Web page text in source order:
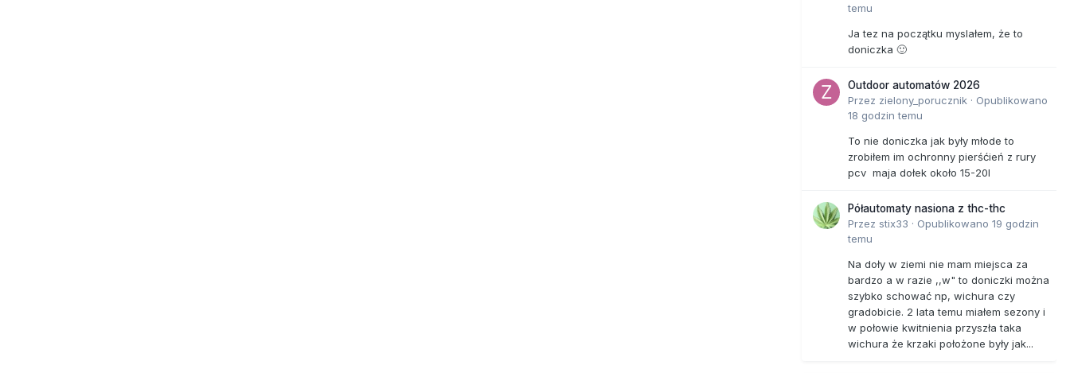
temu
Ja tez na początku myslałem, że to
doniczka 🙂
Outdoor automatów 2026
Przez zielony_porucznik · Opublikowano
18 godzin temu
To nie doniczka jak były młode to
zrobiłem im ochronny pierśćień z rury
pcv maja dołek około 15-20l
Półautomaty nasiona z thc-thc
Przez stix33 · Opublikowano 19 godzin
temu
Na doły w ziemi nie mam miejsca za
bardzo a w razie ,,w" to doniczki można
szybko schować np, wichura czy
gradobicie. 2 lata temu miałem sezony i
w połowie kwitnienia przyszła taka
wichura że krzaki położone były jak...